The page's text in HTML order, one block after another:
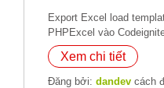
Export Excel load
PHPExcel vào
Xem chi tiết
Đăng bởi: dandev cách